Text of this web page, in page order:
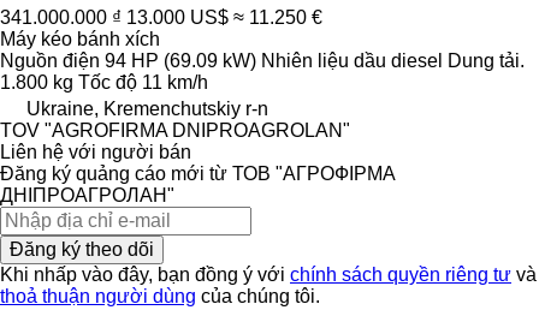
341.000.000 ₫ 13.000 US$ ≈ 11.250 €
Máy kéo bánh xích
Nguồn điện 94 HP (69.09 kW) Nhiên liệu dầu diesel Dung tải.
1.800 kg Tốc độ 11 km/h
Ukraine, Kremenchutskiy r-n
TOV "AGROFIRMA DNIPROAGROLAN"
Liên hệ với người bán
Đăng ký quảng cáo mới từ ТОВ "АГРОФІРМА
ДНІПРОАГРОЛАН"
Đăng ký theo dõi
Khi nhấp vào đây, bạn đồng ý với chính sách quyền riêng tư và
thoả thuận người dùng của chúng tôi.